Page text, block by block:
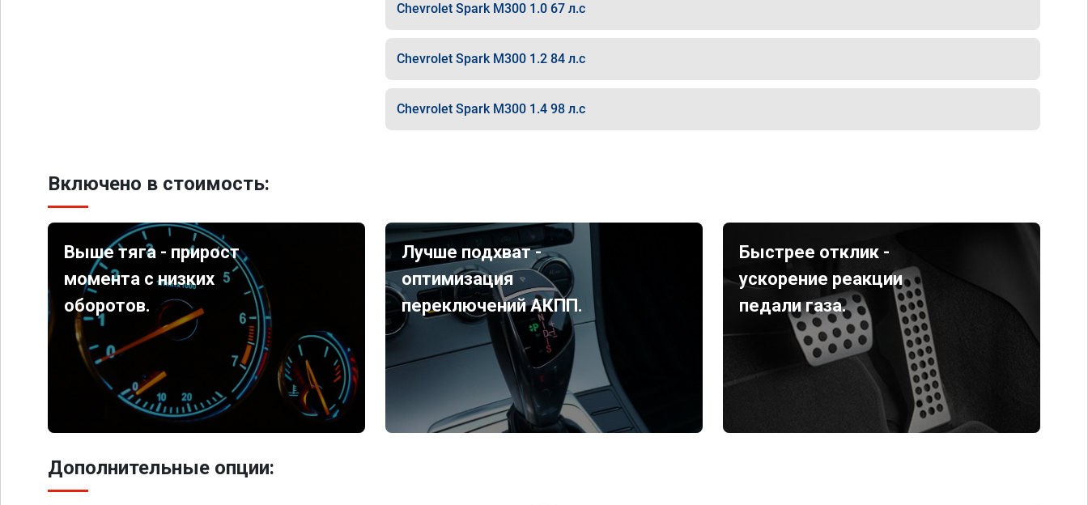
Chevrolet Spark M300 1.0 67 л.с
Chevrolet Spark M300 1.2 84 л.с
Chevrolet Spark M300 1.4 98 л.с
Включено в стоимость:
Выше тяга - прирост
момента с низких
оборотов.
Лучше подхват -
оптимизация
переключений АКПП.
Быстрее отклик -
ускорение реакции
педали газа.
Дополнительные опции: